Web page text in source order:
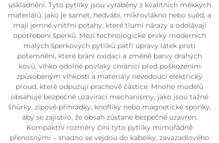
uskladnění. Tyto pytlíky jsou vyráběny z kvalitních měkkých
materiálů, jako je samet, hedvábí, mikrovlákno nebo suéd, a
mají jemné vnitřní potahy, které tlumí nárazy a odolávají
opotřebení šperků. Mezi technologické prvky moderních
malých šperkových pytlíků patří úpravy látek proti
potemnění, které brání oxidaci a změně barvy drahých
kovů, vlhko odolné povlaky chránící před poškozením
způsobeným vlhkostí a materiály nevedoucí elektrický
proud, které odpuzují prachové částice. Mnoho modelů
obsahuje bezpečné uzavírací mechanismy, jako jsou tažné
šňůrky, zipové přihrádky, knoflíky nebo magnetické sponky,
aby se zajistilo, že obsah zůstane bezpečně uzavřen.
Kompaktní rozměry činí tyto pytlíky mimořádně
přenosnými – snadno se vejdou do kabelky, zavazadlového